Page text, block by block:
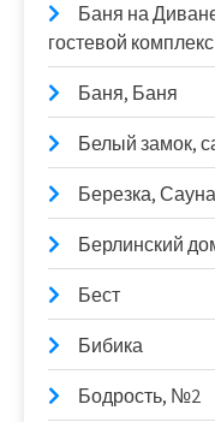
Баня на
гостевой комплекс
Баня, Баня
Белый замок,
Березка, Сауна
Берлинский
Бест
Бибика
Бодрость, №2